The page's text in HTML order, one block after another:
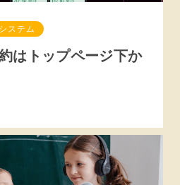
ステム
はトップページ下か